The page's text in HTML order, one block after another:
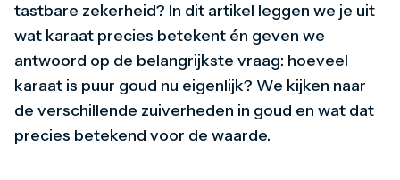
Noah's Ark
Philharmoniker
Umicore
Zilver kopen
Zilverbaren
20 gram
tastbare zekerheid? In dit artikel leggen we je uit
wat karaat precies betekent én geven we
antwoord op de belangrijkste vraag: hoeveel
karaat is puur goud nu eigenlijk? We kijken naar
de verschillende zuiverheden in goud en wat dat
precies betekend voor de waarde.